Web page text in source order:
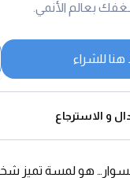
بعالم الأنمي.
للشراء
و الاسترجاع
هو لمسة تميز